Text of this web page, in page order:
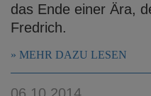
das Ende einer Ära,
Fredrich.
MEHR DAZU LESEN